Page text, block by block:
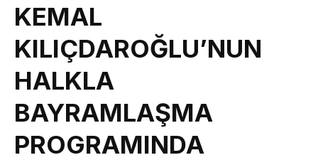
KEMAL
KILIÇDAROĞLU’NUN
HALKLA
BAYRAMLAŞMA
PROGRAMINDA